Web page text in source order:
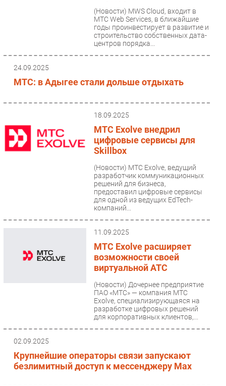
(Новости) MWS Cloud, входит в
МТС Web Services, в ближайшие
годы проинвестирует в развитие и
строительство собственных дата-
центров порядка...
24.09.2025
МТС: в Адыгее стали дольше отдыхать
18.09.2025
МТС Exolve внедрил
цифровые сервисы для
Skillbox
(Новости) МТС Exolve, ведущий
разработчик коммуникационных
решений для бизнеса,
предоставил цифровые сервисы
для одной из ведущих EdTech-
компаний...
11.09.2025
МТС Exolve расширяет
возможности своей
виртуальной АТС
(Новости) Дочернее предприятие
ПАО «МТС» — компания МТС
Exolve, специализирующаяся на
разработке цифровых решений
для корпоративных клиентов,...
02.09.2025
Крупнейшие операторы связи запускают
безлимитный доступ к мессенджеру Мах